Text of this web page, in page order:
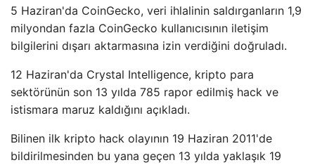
5 Haziran'da CoinGecko, veri ihlalinin saldırganların 1,9
milyondan fazla CoinGecko kullanıcısının iletişim
bilgilerini dışarı aktarmasına izin verdiğini doğruladı.
12 Haziran'da Crystal Intelligence, kripto para
sektörünün son 13 yılda 785 rapor edilmiş hack ve
istismara maruz kaldığını açıkladı.
Bilinen ilk kripto hack olayının 19 Haziran 2011'de
bildirilmesinden bu yana geçen 13 yılda yaklaşık 19